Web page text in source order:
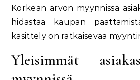
Korkean arvon myynnissä
hidastaa kaupan
käsittely on ratkaisevaa
Yleisimmät